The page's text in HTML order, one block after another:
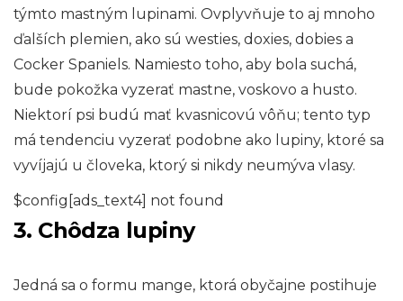
týmto mastným lupinami. Ovplyvňuje to aj mnoho
ďalších plemien, ako sú westies, doxies, dobies a
Cocker Spaniels. Namiesto toho, aby bola suchá,
bude pokožka vyzerať mastne, voskovo a husto.
Niektorí psi budú mať kvasnicovú vôňu; tento typ
má tendenciu vyzerať podobne ako lupiny, ktoré sa
vyvíjajú u človeka, ktorý si nikdy neumýva vlasy.
$config[ads_text4] not found
3. Chôdza lupiny
Jedná sa o formu mange, ktorá obyčajne postihuje